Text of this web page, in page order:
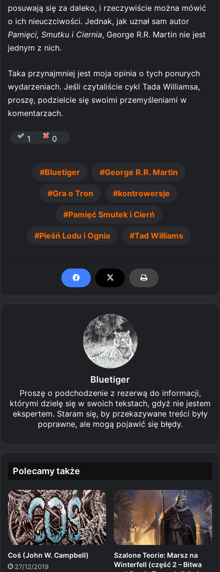
posuwają się za daleko, i rzeczywiście można mówić
o ich nieuczciwości. Jednak, jak uznał sam autor
Pamięci, Smutku i Ciernia, George R.R. Martin nie jest
jednym z nich.
Taka przynajmniej jest moja opinia o tych ponurych
wydarzeniach. Jeśli czytaliście cykl Tada Williamsa,
proszę, podzielcie się swoimi przemyśleniami w
komentarzach.
1 0
Bluetiger George R.R. Martin
Gra o Tron kontrowersje
Pamięć Smutek i Cierń
Pieśń Lodu i Ognia Tad Williams
Bluetiger
Proszę o podchodzenie z rezerwą do informacji,
którymi dzielę się w swoich tekstach, gdyż nie jestem
ekspertem. Staram się, by przekazywane treści były
poprawne, ale mogą pojawić się błędy.
Polecamy także
Coś (John W. Campbell)
27/12/2019
Szalone Teorie: Marsz na
Winterfell (część 2 – Bitwa